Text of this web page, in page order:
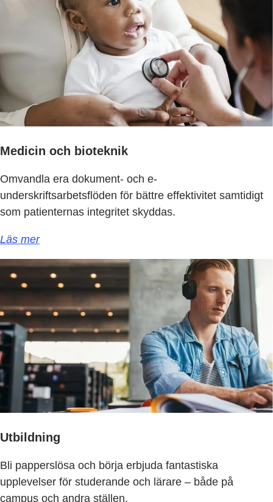
Medicin och bioteknik
Omvandla era dokument- och e-
underskriftsarbetsflöden för bättre effektivitet samtidigt
som patienternas integritet skyddas.
Läs mer
Utbildning
Bli papperslösa och börja erbjuda fantastiska
upplevelser för studerande och lärare – både på
campus och andra ställen.